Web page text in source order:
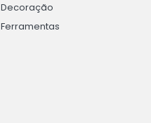
Decoração
Ferramentas